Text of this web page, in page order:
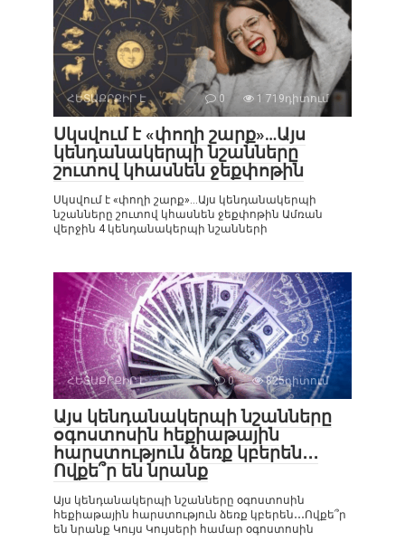
ՀԵՏԱՔՐՔԻՐ Է 0 1 719դիտում
Սկսվում է «փողի շարք»…Այս
կենդանակերպի նշանները
շուտով կհասնեն ջեքփոթին
Սկսվում է «փողի շարք»…Այս կենդանակերպի
նշանները շուտով կհասնեն ջեքփոթին Ամռան
վերջին 4 կենդանակերպի նշանների
ՀԵՏԱՔՐՔԻՐ Է 0 825դիտում
Այս կենդանակերպի նշանները
օգոստոսին հեքիաթային
հարստություն ձեռք կբերեն․․․
Ովքե՞ր են նրանք
Այս կենդանակերպի նշանները օգոստոսին
հեքիաթային հարստություն ձեռք կբերեն․․․Ովքե՞ր
են նրանք Կույս Կույսերի համար օգոստոսին